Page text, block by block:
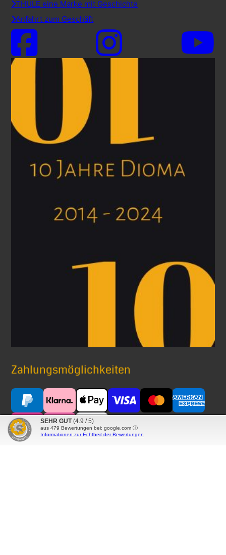
THULE eine Marke mit Geschichte
Anfahrt zum Geschäft
Zahlungsmöglichkeiten
Versand mit
SEHR GUT (4.9 / 5)
aus 479 Bewertungen bei: google.com ⓘ
Informationen zur Echtheit der Bewertungen